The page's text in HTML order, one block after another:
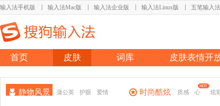
输入法手机版 输入法Mac版 输入法企业版 输入法Linux版 五笔输入法
首页 皮肤 词库 皮肤表情开
静物风景 蒲公英 护眼 爱情 时尚酷炫 质感 心 炫